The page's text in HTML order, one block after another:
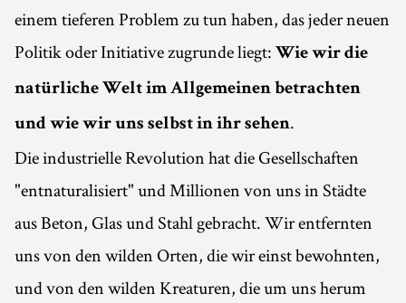
einem tieferen Problem zu tun haben, das jeder neuen
Politik oder Initiative zugrunde liegt: Wie wir die
natürliche Welt im Allgemeinen betrachten
und wie wir uns selbst in ihr sehen.
Die industrielle Revolution hat die Gesellschaften
"entnaturalisiert" und Millionen von uns in Städte
aus Beton, Glas und Stahl gebracht. Wir entfernten
uns von den wilden Orten, die wir einst bewohnten,
und von den wilden Kreaturen, die um uns herum